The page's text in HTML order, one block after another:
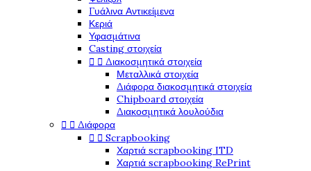
Γυάλινα Αντικείμενα
Κεριά
Υφασμάτινα
Casting στοιχεία
  Διακοσμητικά στοιχεία
Μεταλλικά στοιχεία
Διάφορα διακοσμητικά στοιχεία
Chipboard στοιχεία
Διακοσμητικά λουλούδια
  Διάφορα
  Scrapbooking
Χαρτιά scrapbooking ITD
Χαρτιά scrapbooking RePrint